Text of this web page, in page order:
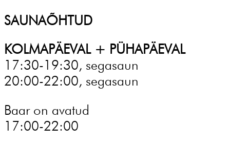
SAUNAÕHTUD
KOLMAPÄEVAL + PÜHAPÄEVAL
17:30-19:30, segasaun
20:00-22:00, segasaun
Baar on avatud
17:00-22:00